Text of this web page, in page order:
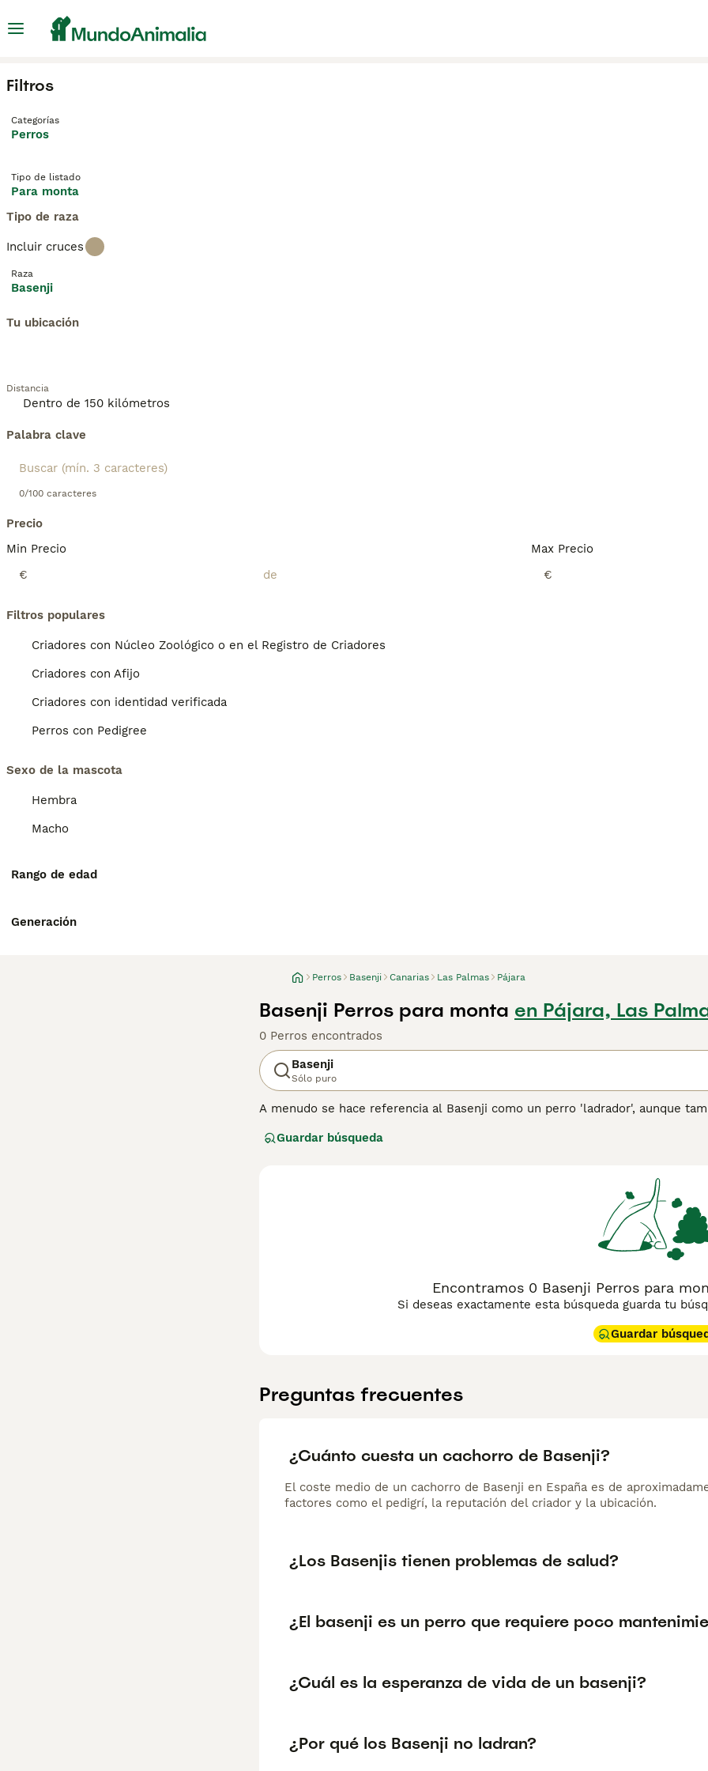
Filtros
Categorías
Perros
Tipo de listado
Para monta
Tipo de raza
Incluir cruces
Raza
Basenji
Tu ubicación
Distancia
Palabra clave
0/100 caracteres
Precio
Min Precio
€
Max Precio
€
Filtros populares
Criadores con Núcleo Zoológico o en el Registro de Criadores
Criadores con Afijo
Criadores con identidad verificada
Perros con Pedigree
Sexo de la mascota
Hembra
Macho
Rango de edad
Generación
Perros Basenji Canarias Las Palmas Pájara
Basenji Perros para monta en Pájara, Las
0 Perros encontrados
Basenji
Sólo puro
A menudo se hace referencia al Basenji como un perro 'ladrador', aunque
parecidos a los gatos que a otros perros, y pasarán horas acicalándose si
para obtener
Guardar búsqueda
Encontramos 0 Basenji Perros para
Si deseas exactamente esta búsqueda guarda tu
Guardar
Preguntas frecuentes
¿Cuánto cuesta un cachorro de Basenji?
El coste medio de un cachorro de Basenji en España es de
factores como el pedigrí, la reputación del criador y la ubicación.
¿Los Basenjis tienen problemas de salud?
¿El basenji es un perro que requiere poco
¿Cuál es la esperanza de vida de un basenji?
¿Por qué los Basenji no ladran?